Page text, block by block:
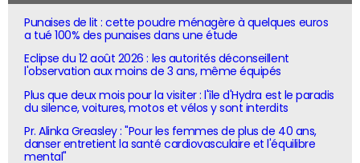
Punaises de lit : cette poudre ménagère à quelques euros
a tué 100% des punaises dans une étude
Eclipse du 12 août 2026 : les autorités déconseillent
l'observation aux moins de 3 ans, même équipés
Plus que deux mois pour la visiter : l'île d'Hydra est le paradis
du silence, voitures, motos et vélos y sont interdits
Pr. Alinka Greasley : "Pour les femmes de plus de 40 ans,
danser entretient la santé cardiovasculaire et l'équilibre
mental"